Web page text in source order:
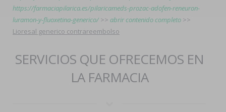
https://farmaciapilarica.es/pilaricameds-prozac-adofen-reneuron-
luramon-y-fluoxetina-generico/>> abrir contenido completo >>
Lioresal generico contrareembolso
SERVICIOS QUE OFRECEMOS EN
LA FARMACIA